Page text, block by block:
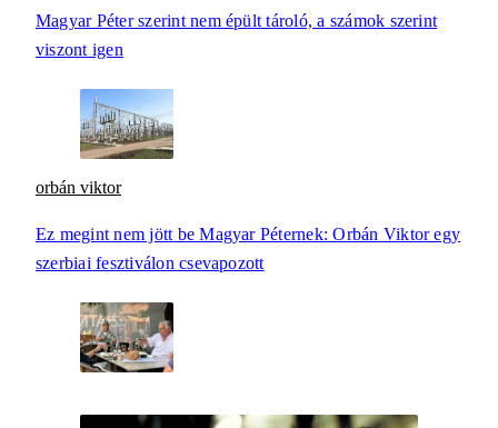
Magyar Péter szerint nem épült tároló, a számok szerint
viszont igen
orbán viktor
Ez megint nem jött be Magyar Péternek: Orbán Viktor egy
szerbiai fesztiválon csevapozott